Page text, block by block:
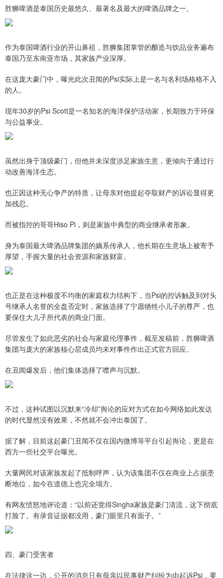
胜狮啤酒是泰国历史最悠久、最著名及最大的啤酒品牌之一。
作为泰国啤酒行业的开山鼻祖，胜狮集团掌管的酿造与饮品业务遍布
泰国乃至东南亚市场，其家族产业深厚。
在这庞大豪门中，曝光此次丑闻的Psi实际上是一名与名利场格格不入
的人。
现年30岁的Psi Scott是一名知名的海洋保护活动家，长期致力于环保
与公益事业。
虽然出身于顶级豪门，但他并未深度涉足家族生意，更倾向于通过行
动改善海洋生态。
也正因这种无心争产的特质，让母亲对他提起夺取财产的诉讼显得更
加残忍。
而被指控的哥哥Hiso Pi，则是家族中典型的商业继承者形象。
身为泰国最大啤酒品牌集团的嫡系传承人，他长期在生意场上被寄予
厚望，手握大量的社会资源和家族财富。
也正是在这种极度不均衡的家庭权力结构下，当Psi的控诉触及到对头
号继承人名誉的全盘否定时，家族选择了宁愿牺牲小儿子的尊严，也
要保住大儿子所代表的商业门面。
尽管发生了如此恶劣的社会与家庭伦理事件，截至发稿前，胜狮啤酒
集团与庞大的家族核心层成员均未对事件作出正式官方回应。
在丑闻爆发后，他们集体选择了噤声与沉默。
不过，这种试图以沉默来“冷却”舆论的应对方式在如今网络如此发达
的时代显然没有效果，不然就不会冲出泰国了。
据了解，目前这起豪门丑闻不仅在国内微博等平台引起舆论，更是在
西方一些社交平台曝光。
大量网民对该家族发起了抵制呼声，认为该集团不仅在商业上占据垄
断地位，如今在道德上也完全塌方。
有网友愤怒地评论道：“以前还觉得Singha家族是豪门清流，这下彻底
打脸了。有录音证据都没用，豪门眼里只有面子。”
四、豪门受害者
在法律这一边，公开的消息只有母亲以民事财产纠纷为由起诉Psi，要